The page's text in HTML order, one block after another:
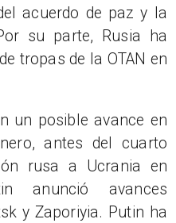
acuerdo de paz y la
su parte, Rusia ha
tropas de la OTAN en
un posible avance en
antes del cuarto
rusa a Ucrania en
anunció avances
y Zaporiyia. Putin ha